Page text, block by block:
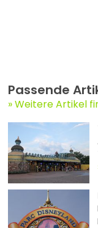
Passende
Weitere Artikel